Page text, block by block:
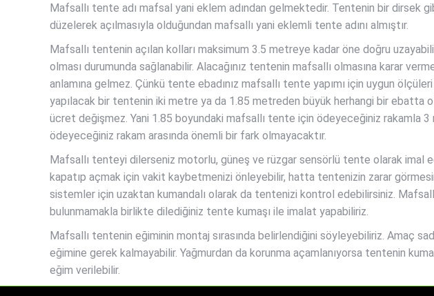
Mafsallı tente adı mafsal yani eklem adından gelmektedir. Tentenin bir dirsek
düzelerek açılmasıyla olduğundan mafsallı yani eklemli tente adını almıştır.
Mafsallı tentenin açılan kolları maksimum 3.5 metreye kadar öne doğru
olması durumunda sağlanabilir. Alacağınız tentenin mafsallı olmasına karar
anlamına gelmez. Çünkü tente ebadınız mafsallı tente yapımı için uygun
yapılacak bir tentenin iki metre ya da 1.85 metreden büyük herhangi bir ebatta
ücret değişmez. Yani 1.85 boyundaki mafsallı tente için ödeyeceğiniz rakamla
ödeyeceğiniz rakam arasında önemli bir fark olmayacaktır.
Mafsallı tenteyi dilerseniz motorlu, güneş ve rüzgar sensörlü tente olarak imal
kapatıp açmak için vakit kaybetmenizi önleyebilir, hatta tentenizin zarar
sistemler için uzaktan kumandalı olarak da tentenizi kontrol edebilirsiniz.
bulunmamakla birlikte dilediğiniz tente kumaşı ile imalat yapabiliriz.
Mafsallı tentenin eğiminin montaj sırasında belirlendiğini söyleyebiliriz. Amaç
eğimine gerek kalmayabilir. Yağmurdan da korunma açamlanıyorsa tentenin
eğim verilebilir.